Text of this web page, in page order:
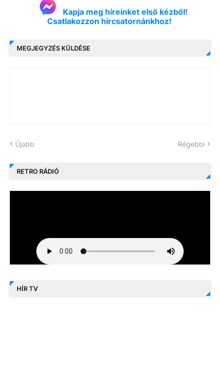
Kapja meg híreinket első kézből!
Csatlakozzon hírcsatornánkhoz!
MEGJEGYZÉS KÜLDÉSE
Újabb Régebbi
RETRO RÁDIÓ
HÍR TV